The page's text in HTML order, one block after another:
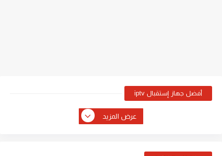
أفضل جهاز إستقبال iptv
عرض المزيد